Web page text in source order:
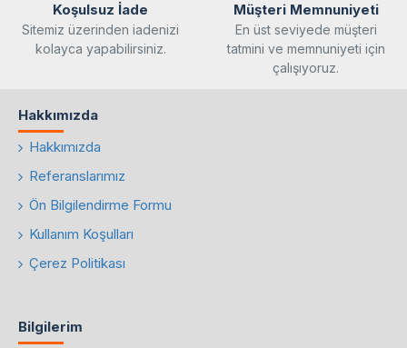
Koşulsuz İade
Sitemiz üzerinden iadenizi
kolayca yapabilirsiniz.
Müşteri Memnuniyeti
En üst seviyede müşteri
tatmini ve memnuniyeti için
çalışıyoruz.
Hakkımızda
Hakkımızda
Referanslarımız
Ön Bilgilendirme Formu
Kullanım Koşulları
Çerez Politikası
Bilgilerim